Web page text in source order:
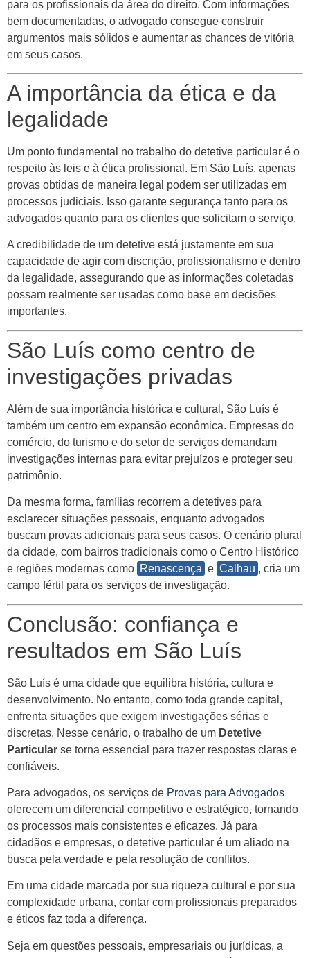
para os profissionais da área do direito. Com informações
bem documentadas, o advogado consegue construir
argumentos mais sólidos e aumentar as chances de vitória
em seus casos.
A importância da ética e da
legalidade
Um ponto fundamental no trabalho do detetive particular é o
respeito às leis e à ética profissional. Em São Luís, apenas
provas obtidas de maneira legal podem ser utilizadas em
processos judiciais. Isso garante segurança tanto para os
advogados quanto para os clientes que solicitam o serviço.
A credibilidade de um detetive está justamente em sua
capacidade de agir com discrição, profissionalismo e dentro
da legalidade, assegurando que as informações coletadas
possam realmente ser usadas como base em decisões
importantes.
São Luís como centro de
investigações privadas
Além de sua importância histórica e cultural, São Luís é
também um centro em expansão econômica. Empresas do
comércio, do turismo e do setor de serviços demandam
investigações internas para evitar prejuízos e proteger seu
patrimônio.
Da mesma forma, famílias recorrem a detetives para
esclarecer situações pessoais, enquanto advogados
buscam provas adicionais para seus casos. O cenário plural
da cidade, com bairros tradicionais como o Centro Histórico
e regiões modernas como Renascença e Calhau , cria um
campo fértil para os serviços de investigação.
Conclusão: confiança e
resultados em São Luís
São Luís é uma cidade que equilibra história, cultura e
desenvolvimento. No entanto, como toda grande capital,
enfrenta situações que exigem investigações sérias e
discretas. Nesse cenário, o trabalho de um Detetive
Particular se torna essencial para trazer respostas claras e
confiáveis.
Para advogados, os serviços de Provas para Advogados
oferecem um diferencial competitivo e estratégico, tornando
os processos mais consistentes e eficazes. Já para
cidadãos e empresas, o detetive particular é um aliado na
busca pela verdade e pela resolução de conflitos.
Em uma cidade marcada por sua riqueza cultural e por sua
complexidade urbana, contar com profissionais preparados
e éticos faz toda a diferença.
Seja em questões pessoais, empresariais ou jurídicas, a